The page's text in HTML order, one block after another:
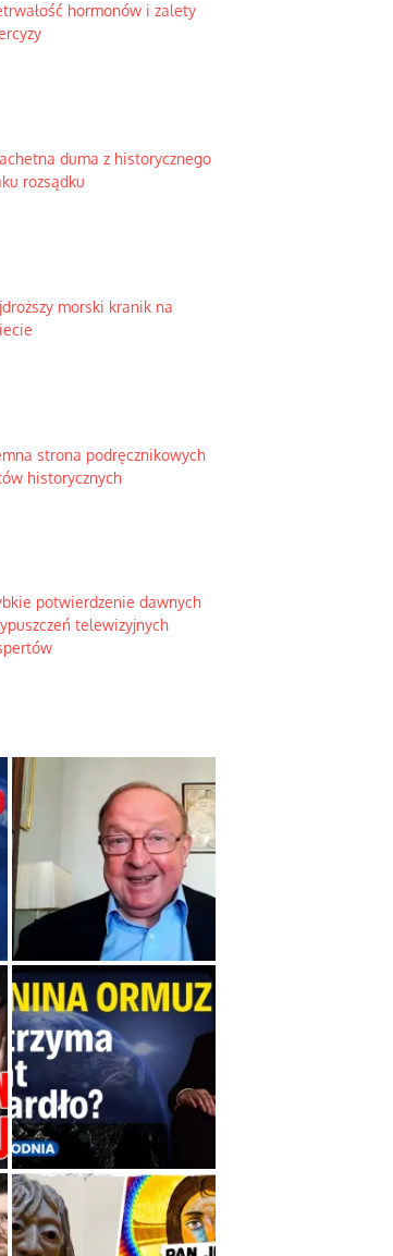
hormonów i zalety
duma z historycznego
rozsądku
morski kranik na
strona podręcznikowych
historycznych
potwierdzenie dawnych
telewizyjnych